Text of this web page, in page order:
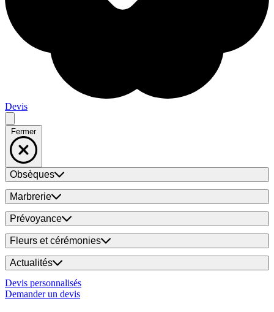
Devis
Fermer
Obsèques
Marbrerie
Prévoyance
Fleurs et cérémonies
Actualités
Devis personnalisés
Demander un devis